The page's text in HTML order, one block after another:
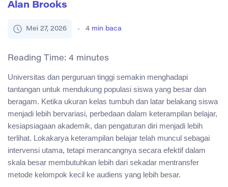
Alan Brooks
Mei 27, 2026 4 min baca
Reading Time: 4 minutes
Universitas dan perguruan tinggi semakin menghadapi
tantangan untuk mendukung populasi siswa yang besar dan
beragam. Ketika ukuran kelas tumbuh dan latar belakang siswa
menjadi lebih bervariasi, perbedaan dalam keterampilan belajar,
kesiapsiagaan akademik, dan pengaturan diri menjadi lebih
terlihat. Lokakarya keterampilan belajar telah muncul sebagai
intervensi utama, tetapi merancangnya secara efektif dalam
skala besar membutuhkan lebih dari sekadar mentransfer
metode kelompok kecil ke audiens yang lebih besar.